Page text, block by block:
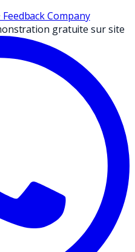
Feedback Company
gratuite sur site